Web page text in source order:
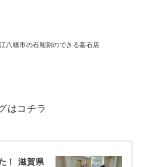
はコチラ
！ 滋賀県
八幡市の石彫刻のできる墓石店